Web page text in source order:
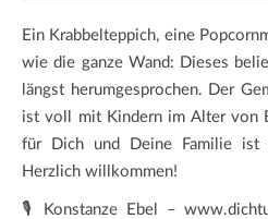
Ein Krabbelteppich, eine
wie die ganze Wand: Dieses
längst herumgesprochen. Der
ist voll mit Kindern im Alter von
für Dich und Deine Familie ist
Herzlich willkommen!
🎙️ Konstanze Ebel –